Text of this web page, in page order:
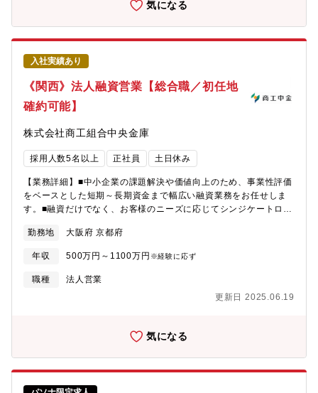
ある4％を大きく上回っています。・格付け…安全性、健全性を示
える老舗企業の割合が全国トップクラスであると同時に、世界か
す。京都銀行は、そんな魅力的な特徴を持つエリアでお客様と共
に成長し、名だたる京都企業からの良質な配当金収入もあり、株
式含み益が地方銀行内でトップクラスとなっております。当行の
一番の強みはリスクに対応し得る強固な財政基盤であり、銀行に
求められる役割が多様に変化する中でお客様に多様なソリューシ
ョンをご提案するべく、新たな挑戦を起こしていきます。2023年
10月に京都フィナンシャルグループを設立し、既存グループ会社
の事業再構築や新しい事業会社の設立、さらに他社の買収など、
グループストラクチャーの強化を通じたシナジー効果発揮を目指
して、新たな挑戦を続けています【定年】定年60歳 （定年再雇
メージもあるかと思いますが当行はお客様の接点は非常に重要で
カーとして腰を据えて長く働きたい方是非応募下さい。
る環境です。★個人ノルマなし。売りつけるような営業活動はご
ざいません。顧客のために貢献・支援できる環境です。★中小企
業のための金融機関のため、「法人」営業に集中できる環境で
す。投資信託販売や保険商品販売等のリテール業務はございませ
ん。真に法人顧客に寄り添った提案に注力頂けます。★中小企業
金融においては大手金融機関にも引けを取らないソリューション
幅がございます。【参考】■商工中金キャリア採用サイト：
http://shochu-saiyo.com/entry/career/■プロジェクト事例：
ンター制度・OJT制度あり■当社の経営計画において人材の育成を
具体的経営課題として位置付け、研修の充実、職員の専門能力の
開発に努めています。■知識・能力のレベルアップ、さらには取引
て、多彩な教育・研修体系を用意しています。【勤務地】■京都
府・大阪府・兵庫県及び奈良県内の営業所 店舗一覧
（https://www.shokochukin.co.jp/atm/list/）【キャリアステッ
プ】■法人営業／コーポレートファイナンスのプロフェッショナル
ション関係業務（事業承継、M＆A、ビジネスマッチング等）など
方】■残業月20～30H程度■テレワーク週1～2日程度（事務作業は
リモートで集中して行っている方も多いです）■時差出勤制度有■
気になる
入社実績あり
《関西》法人融資営業【総合職／初任地
確約可能】
株式会社商工組合中央金庫
採用人数5名以上 正社員 土日休み
【業務詳細】■中小企業の課題解決や価値向上のため、事業性評価
をベースとした短期～長期資金まで幅広い融資業務をお任せしま
す。■融資だけでなく、お客様のニーズに応じてシンジケートロー
ジ】・店舗周辺の法人顧客を50‐100社程度、貸出残高100億円程
度を担当・財務分析、事業性評価を行い、融資や各種ソリューシ
ョンの提案を行う・その他、経営改善支援、再生支援、経営指導
等を行う場面もあり★営利目的よりも「中小企業のパートナー」
しい銀行業務】を行え、顧客とも長期スタンスで関係を持てる環
具体的経営課題として位置付け、研修の充実、職員の専門能力の
開発に努めています。・知識・能力のレベルアップ、さらには取
引先の経営層と信頼関係を築くことの出来る人材の育成を目指し
て、多彩な教育・研修体系を用意しています。【キャリアステッ
プ】・法人営業／コーポレートファイナンスのプロフェッショナ
勤務地 大阪府 京都府
年収 500万円～1100万円 ※経験に応ず
職種
法人営業
更新日 2025.06.19
気になる